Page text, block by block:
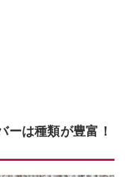
ーは種類が豊富！